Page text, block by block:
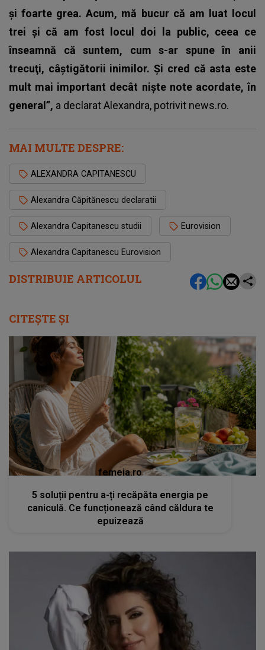
DISTRIBUIE ARTICOLUL
şi foarte grea. Acum, mă bucur că am luat locul
trei şi că am fost locul doi la public, ceea ce
înseamnă că suntem, cum s-ar spune în anii
trecuţi, câştigătorii inimilor. Şi cred că asta este
mult mai important decât nişte note acordate, în
general”, a declaratAlexandra, potrivit news.ro.
MAI MULTE DESPRE:
ALEXANDRA CAPITANESCU
Alexandra Căpitănescu declaratii
Alexandra Capitanescu studii Eurovision
Alexandra Capitanescu Eurovision
CITEȘTE ȘI
femeia.ro
5 soluții pentru a-ți recăpăta energia pe
caniculă. Ce funcționează când căldura te
epuizează